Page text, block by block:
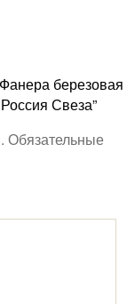
березовая
Свеза”
Обязательные